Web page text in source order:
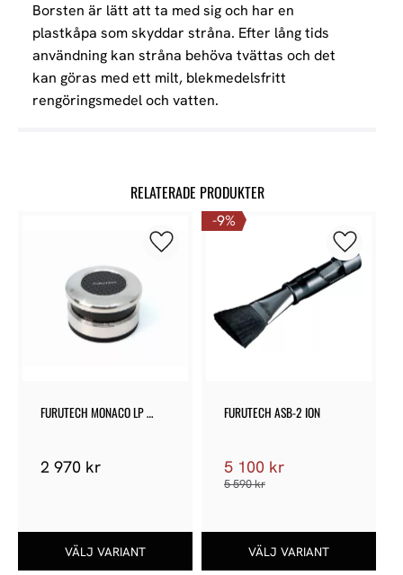
Borsten är lätt att ta med sig och har en
plastkåpa som skyddar stråna. Efter lång tids
användning kan stråna behöva tvättas och det
kan göras med ett milt, blekmedelsfritt
rengöringsmedel och vatten.
RELATERADE PRODUKTER
FURUTECH MONACO LP
2 970 kr
Lägg till i favoriter
FURUTECH ASB-2 ION
5 100 kr
5 590kr
9%
Lägg till